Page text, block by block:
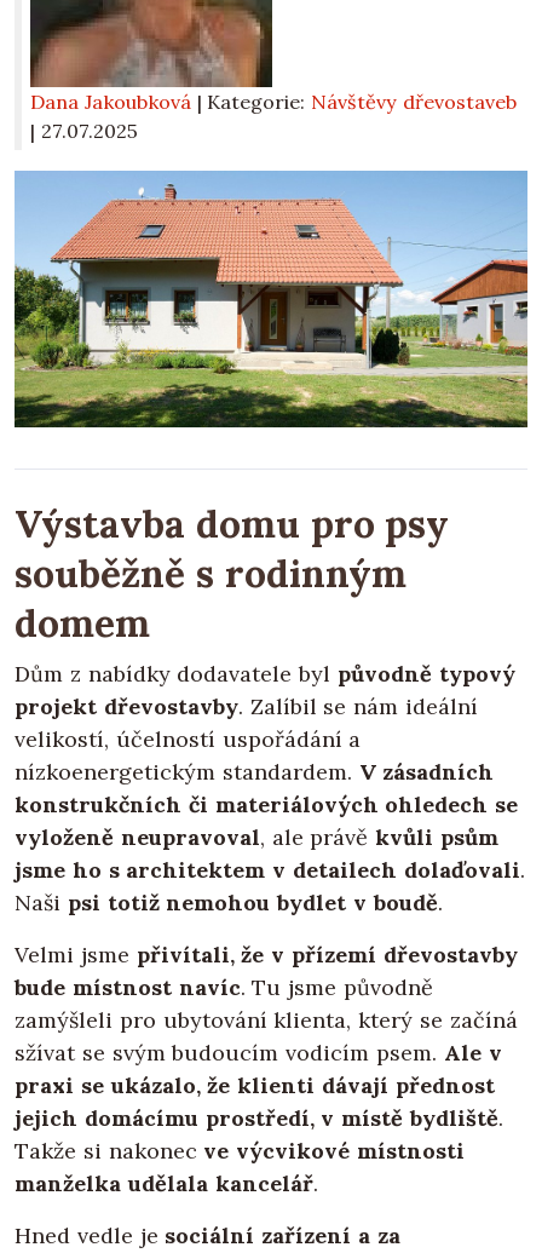
Dana Jakoubková | Kategorie: Návštěvy dřevostaveb
| 27.07.2025
Výstavba domu pro psy
souběžně s rodinným
domem
Dům z nabídky dodavatele byl původně typový
projekt dřevostavby. Zalíbil se nám ideální
velikostí, účelností uspořádání a
nízkoenergetickým standardem. V zásadních
konstrukčních či materiálových ohledech se
vyloženě neupravoval, ale právěkvůli psům
jsme ho s architektem v detailech dolaďovali.
Naši psi totiž nemohou bydlet v boudě.
Velmi jsme přivítali, že v přízemí dřevostavby
bude místnost navíc. Tu jsme původně
zamýšleli pro ubytování klienta, který se začíná
sžívat se svým budoucím vodicím psem. Ale v
praxi se ukázalo, že klienti dávají přednost
jejich domácímu prostředí, v místě bydliště.
Takže si nakonec ve výcvikové místnosti
manželka udělala kancelář.
Hned vedle je sociální zařízení a za